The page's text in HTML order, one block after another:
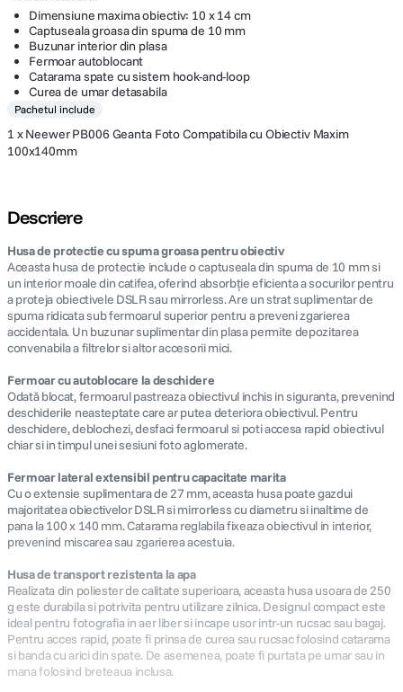
Dimensiune maxima obiectiv: 10 x 14 cm
Captuseala groasa din spuma de 10 mm
Buzunar interior din plasa
Fermoar autoblocant
Catarama spate cu sistem hook-and-loop
Curea de umar detasabila
Pachetul include
1 x Neewer PB006 Geanta Foto Compatibila cu Obiectiv Maxim
100x140mm
Descriere
Husa de protectie cu spuma groasa pentru obiectiv
Aceasta husa de protectie include o captuseala din spuma de 10 mm si
un interior moale din catifea, oferind absorbție eficienta a socurilor pentru
a proteja obiectivele DSLR sau mirrorless. Are un strat suplimentar de
spuma ridicata sub fermoarul superior pentru a preveni zgarierea
accidentala. Un buzunar suplimentar din plasa permite depozitarea
convenabila a filtrelor si altor accesorii mici.
Fermoar cu autoblocare la deschidere
Odată blocat, fermoarul pastreaza obiectivul inchis in siguranta, prevenind
deschiderile neasteptate care ar putea deteriora obiectivul. Pentru
deschidere, deblochezi, desfaci fermoarul si poti accesa rapid obiectivul
chiar si in timpul unei sesiuni foto aglomerate.
Fermoar lateral extensibil pentru capacitate marita
Cu o extensie suplimentara de 27 mm, aceasta husa poate gazdui
majoritatea obiectivelor DSLR si mirrorless cu diametru si inaltime de
pana la 100 x 140 mm. Catarama reglabila fixeaza obiectivul in interior,
prevenind miscarea sau zgarierea acestuia.
Husa de transport rezistenta la apa
Realizata din poliester de calitate superioara, aceasta husa usoara de 250
g este durabila si potrivita pentru utilizare zilnica. Designul compact este
ideal pentru fotografia in aer liber si incape usor intr-un rucsac sau bagaj.
Pentru acces rapid, poate fi prinsa de curea sau rucsac folosind catarama
si banda cu arici din spate. De asemenea, poate fi purtata pe umar sau in
mana folosind breteaua inclusa.